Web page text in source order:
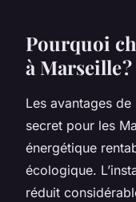
Pourquoi
à Marseille ?
Les avantages de
secret pour les
énergétique
écologique.
réduit